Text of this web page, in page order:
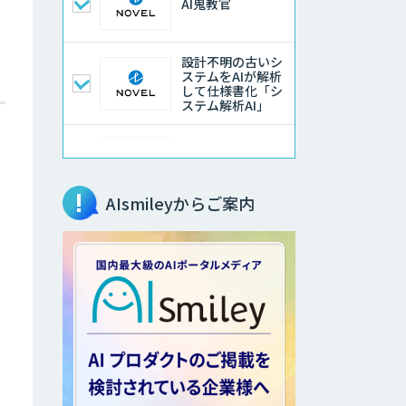
設計不明の古いシ
ステムをAIが解析
して仕様書化「シ
ステム解析AI」
LLMOチェキ
AIエージェント開
発支援
AIエンジニアアカ
デミー（バイブコ
ーディング研修）
aiDAPTIV+
AIsmileyからご案内